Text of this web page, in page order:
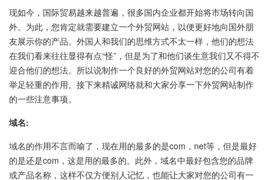
现如今，国际贸易越来越普遍，很多国内企业都开始将市场转向国
外。为此，您肯定就需要建立一个外贸网站，以便更好地向国外朋
友展示你的产品。外国人和我们的思维方式不太一样，他们的想法
在我们看来往往显得有点“怪”，但是为了和他们谈生意我们又不得不
迎合他们的想法。所以说制作一个良好的外贸网站对您的公司有着
举足轻重的作用。接下来精诚网络就和大家分享一下外贸网站制作
的一些注意事项。
域名:
域名的作用不言而喻了，现在用的最多的是com，net等，但是最好
的是还是com，这是用的最多的。此外，域名中最好包含您的品牌
或产品名称，这样不仅方便别人记忆，也能让大家对您的公司有一